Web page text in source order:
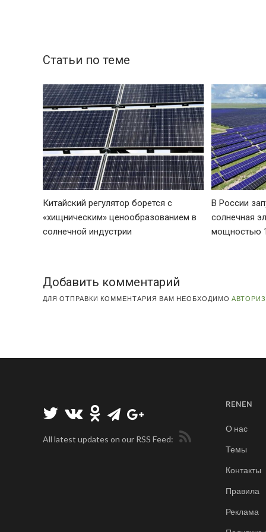
Статьи по теме
Китайский регулятор борется с
«хищническим» ценообразованием в
солнечной индустрии
В России
солнечная
мощностью
Добавить комментарий
ДЛЯ ОТПРАВКИ КОММЕНТАРИЯ ВАМ НЕОБХОДИМО
All latest updates on our RSS Feed:
RENEN
О нас
Темы
Контакты
Правила
Реклама